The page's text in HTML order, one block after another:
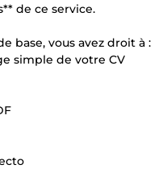
de ce service.
base, vous avez droit à :
simple de votre CV